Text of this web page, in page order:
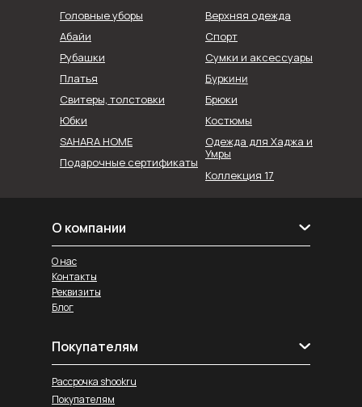
Головные уборы
Абайи
Рубашки
Коллекция 17
Спорт
Верхняя одежда
Сумки и аксессуары
Юбки
Брюки
SAHARA HOME
Платья
Свитеры, толстовки
Буркини
Костюмы
Подарочные сертификаты
Одежда для Хаджа и
Умры
О компании
Реквизиты
Блог
О нас
Контакты
Покупателям
Рассрочка shookru
Покупателям